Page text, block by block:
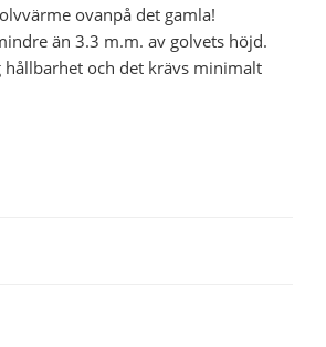
ovanpå det gamla!
än 3.3 m.m. av golvets höjd.
hållbarhet och det krävs minimalt